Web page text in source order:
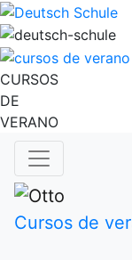
CURSOS
DE
VERANO
Cursos de